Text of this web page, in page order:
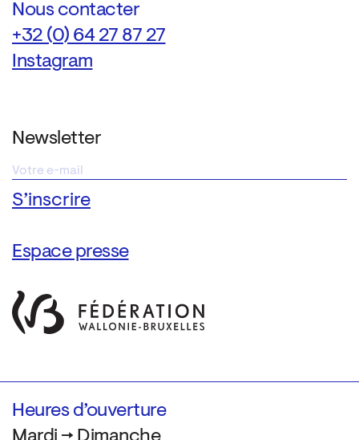
Nous contacter
+32 (0) 64 27 87 27
Instagram
Newsletter
Espace presse
Heures d’ouverture